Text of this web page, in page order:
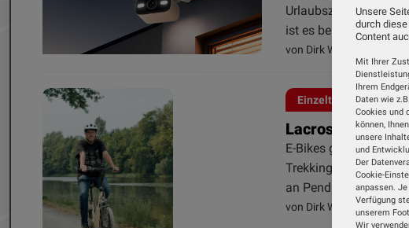
Urlaubszeit, wenn
ist es beruhigend,...
von Dirk Weyel
Einzeltest Smart
Lacros - Volte
E-Bikes gehören
Trekkingrädern
an Pendler und
von Dirk Weyel
Unsere
durch
Content
Mit Ihrer
Ihrem
Daten wie
Cookies und
können,
unsere
und
Der
Cookie-
anpassen.
Verfügung
unserem
Wir